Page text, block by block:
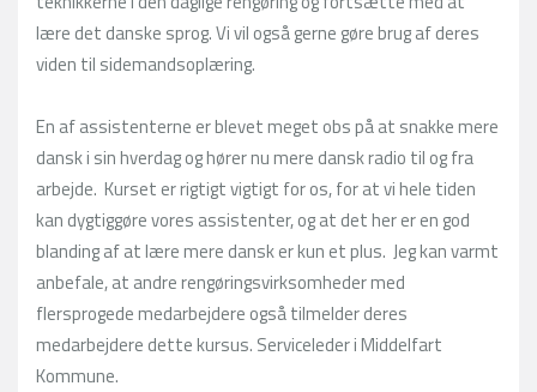
lære det danske sprog. Vi vil også gerne gøre brug af deres
viden til sidemandsoplæring.
En af assistenterne er blevet meget obs på at snakke mere
dansk i sin hverdag og hører nu mere dansk radio til og fra
arbejde. Kurset er rigtigt vigtigt for os, for at vi hele tiden
kan dygtiggøre vores assistenter, og at det her er en god
blanding af at lære mere dansk er kun et plus. Jeg kan varmt
anbefale, at andre rengøringsvirksomheder med
flersprogede medarbejdere også tilmelder deres
medarbejdere dette kursus. Serviceleder i Middelfart
Kommune.